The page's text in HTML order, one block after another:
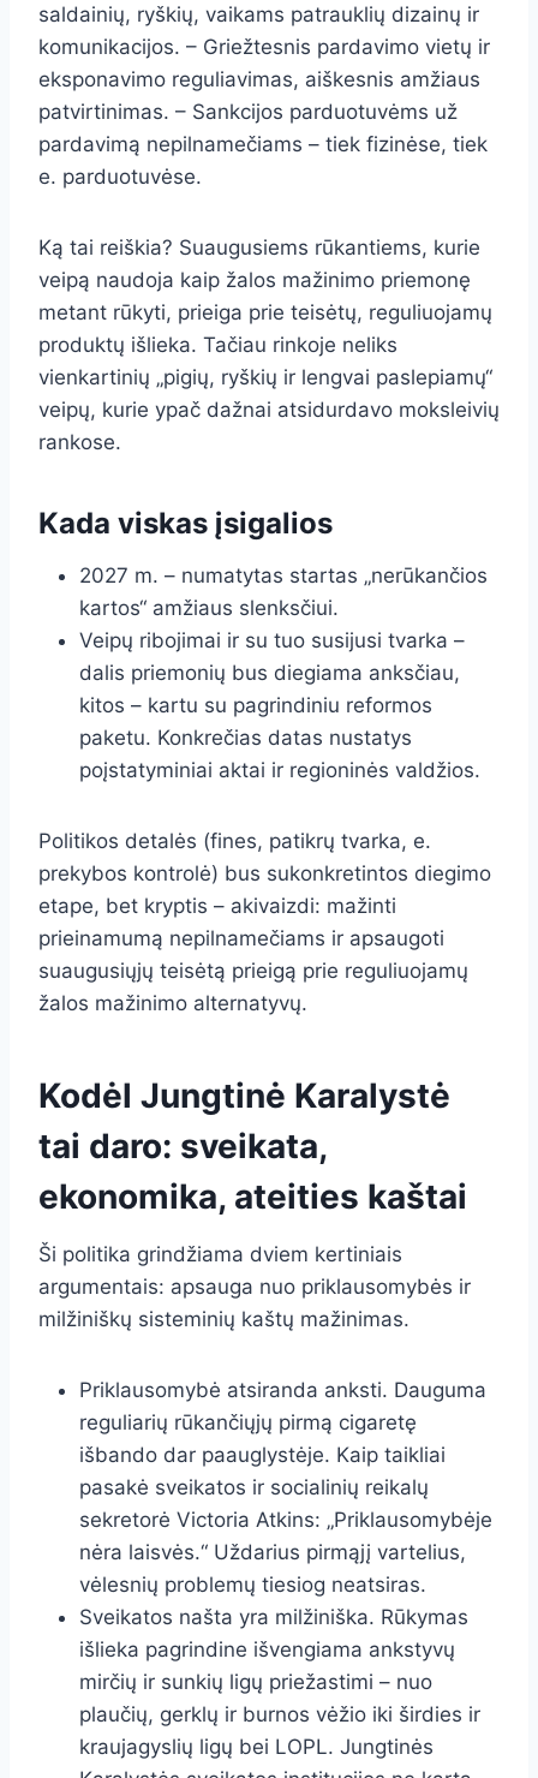
saldainių, ryškių, vaikams patrauklių dizainų ir
komunikacijos. – Griežtesnis pardavimo vietų ir
eksponavimo reguliavimas, aiškesnis amžiaus
patvirtinimas. – Sankcijos parduotuvėms už
pardavimą nepilnamečiams – tiek fizinėse, tiek
e. parduotuvėse.
Ką tai reiškia? Suaugusiems rūkantiems, kurie
veipą naudoja kaip žalos mažinimo priemonę
metant rūkyti, prieiga prie teisėtų, reguliuojamų
produktų išlieka. Tačiau rinkoje neliks
vienkartinių „pigių, ryškių ir lengvai paslepiamų“
veipų, kurie ypač dažnai atsidurdavo moksleivių
rankose.
Kada viskas įsigalios
2027 m. – numatytas startas „nerūkančios
kartos“ amžiaus slenksčiui.
Veipų ribojimai ir su tuo susijusi tvarka –
dalis priemonių bus diegiama anksčiau,
kitos – kartu su pagrindiniu reformos
paketu. Konkrečias datas nustatys
poįstatyminiai aktai ir regioninės valdžios.
Politikos detalės (fines, patikrų tvarka, e.
prekybos kontrolė) bus sukonkretintos diegimo
etape, bet kryptis – akivaizdi: mažinti
prieinamumą nepilnamečiams ir apsaugoti
suaugusiųjų teisėtą prieigą prie reguliuojamų
žalos mažinimo alternatyvų.
Kodėl Jungtinė Karalystė
tai daro: sveikata,
ekonomika, ateities kaštai
Ši politika grindžiama dviem kertiniais
argumentais: apsauga nuo priklausomybės ir
milžiniškų sisteminių kaštų mažinimas.
Priklausomybė atsiranda anksti. Dauguma
reguliarių rūkančiųjų pirmą cigaretę
išbando dar paauglystėje. Kaip taikliai
pasakė sveikatos ir socialinių reikalų
sekretorė Victoria Atkins: „Priklausomybėje
nėra laisvės.“ Uždarius pirmąjį vartelius,
vėlesnių problemų tiesiog neatsiras.
Sveikatos našta yra milžiniška. Rūkymas
išlieka pagrindine išvengiama ankstyvų
mirčių ir sunkių ligų priežastimi – nuo
plaučių, gerklų ir burnos vėžio iki širdies ir
kraujagyslių ligų bei LOPL. Jungtinės